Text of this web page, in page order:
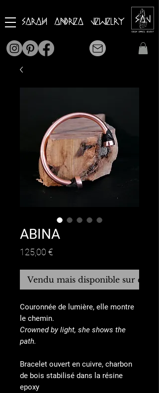
Sarah Andrea Jewelry
ABINA
125,00 €
Vendu mais disponible sur
Couronnée de lumière, elle montre
le chemin.
Crowned by light, she shows the
path.
Bracelet ouvert en cuivre, charbon
de bois stabilisé dans la résine
epoxy